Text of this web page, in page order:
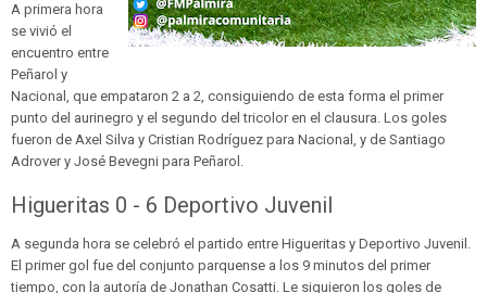
A primera hora
se vivió el
encuentro entre
Peñarol y
Nacional, que empataron 2 a 2, consiguiendo de esta forma el primer
punto del aurinegro y el segundo del tricolor en el clausura. Los goles
fueron de Axel Silva y Cristian Rodríguez para Nacional, y de Santiago
Adrover y José Bevegni para Peñarol.
Higueritas 0 - 6 Deportivo Juvenil
A segunda hora se celebró el partido entre Higueritas y Deportivo Juvenil.
El primer gol fue del conjunto parquense a los 9 minutos del primer
tiempo, con la autoría de Jonathan Cosatti. Le siguieron los goles de